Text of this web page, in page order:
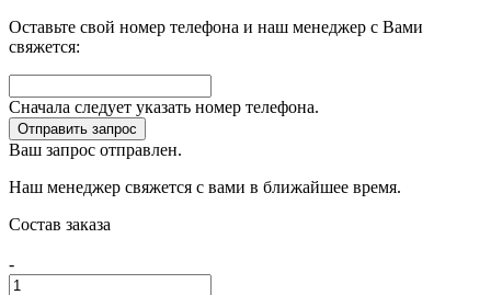
Оставьте свой номер телефона и наш менеджер с Вами
свяжется:
Сначала следует указать номер телефона.
Отправить запрос
Ваш запрос отправлен.
Наш менеджер свяжется с вами в ближайшее время.
Состав заказа
-